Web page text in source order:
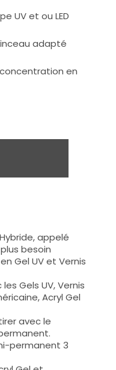
UV et ou LED
adapté
en
appelé
besoin
Gel UV et Vernis
Gels UV, Vernis
Acryl Gel
avec le
permanent 3